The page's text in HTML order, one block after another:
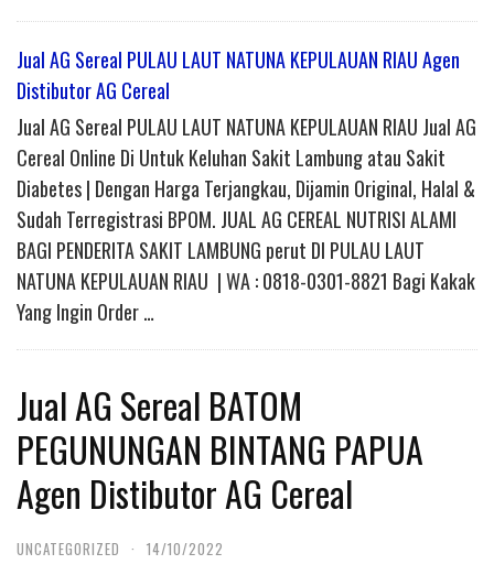
Jual AG Sereal PULAU LAUT NATUNA KEPULAUAN RIAU Agen
Distibutor AG Cereal
Jual AG Sereal PULAU LAUT NATUNA KEPULAUAN RIAU Jual AG
Cereal Online Di Untuk Keluhan Sakit Lambung atau Sakit
Diabetes | Dengan Harga Terjangkau, Dijamin Original, Halal &
Sudah Terregistrasi BPOM. JUAL AG CEREAL NUTRISI ALAMI
BAGI PENDERITA SAKIT LAMBUNG perut DI PULAU LAUT
NATUNA KEPULAUAN RIAU | WA : 0818-0301-8821 Bagi Kakak
Yang Ingin Order …
Jual AG Sereal BATOM
PEGUNUNGAN BINTANG PAPUA
Agen Distibutor AG Cereal
UNCATEGORIZED · 14/10/2022